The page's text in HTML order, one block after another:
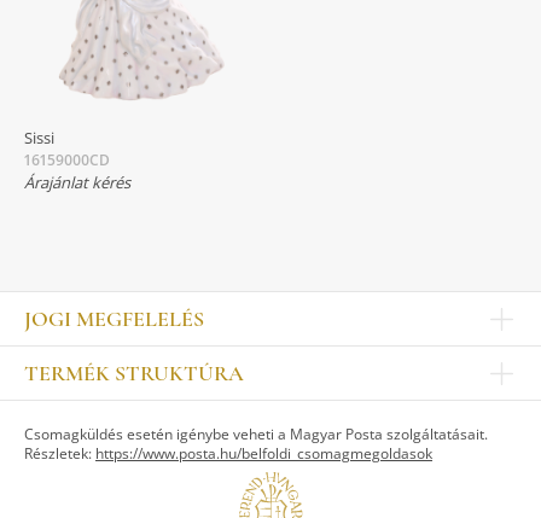
Sissi
16159000CD
Árajánlat kérés
JOGI MEGFELELÉS
Impresszum
Kapcsolat
Jogi nyilatkozat
TERMÉK STRUKTÚRA
ASZTALKULTÚRA
Csomagküldés esetén igénybe veheti a Magyar Posta szolgáltatásait.
Részletek: https://www.posta.hu/belfoldi_csomagmegoldasok